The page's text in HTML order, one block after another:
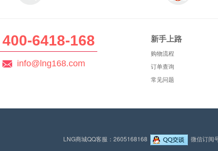
400-6418-168
info@lng168.com
新手上路
购物流程
订单查询
常见问题
LNG商城QQ客服：2605168168 微信订阅